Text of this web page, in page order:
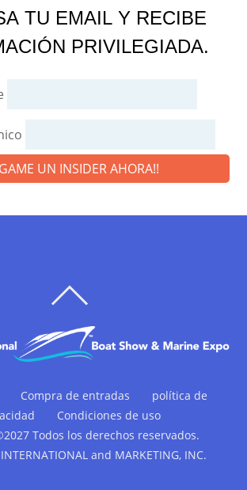
TU EMAIL Y RECIBE
PRIVILEGIADA.
UN INSIDER AHORA!!
Compra de entradas
política de
Condiciones de uso
Todos los derechos reservados.
and MARKETING, INC.